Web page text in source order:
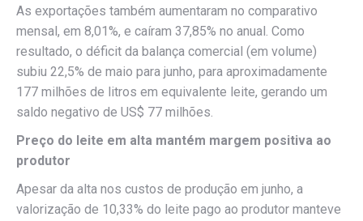
As exportações também aumentaram no comparativo
mensal, em 8,01%, e caíram 37,85% no anual. Como
resultado, o déficit da balança comercial (em volume)
subiu 22,5% de maio para junho, para aproximadamente
177 milhões de litros em equivalente leite, gerando um
saldo negativo de US$ 77 milhões.
Preço do leite em alta mantém margem positiva ao
produtor
Apesar da alta nos custos de produção em junho, a
valorização de 10,33% do leite pago ao produtor manteve